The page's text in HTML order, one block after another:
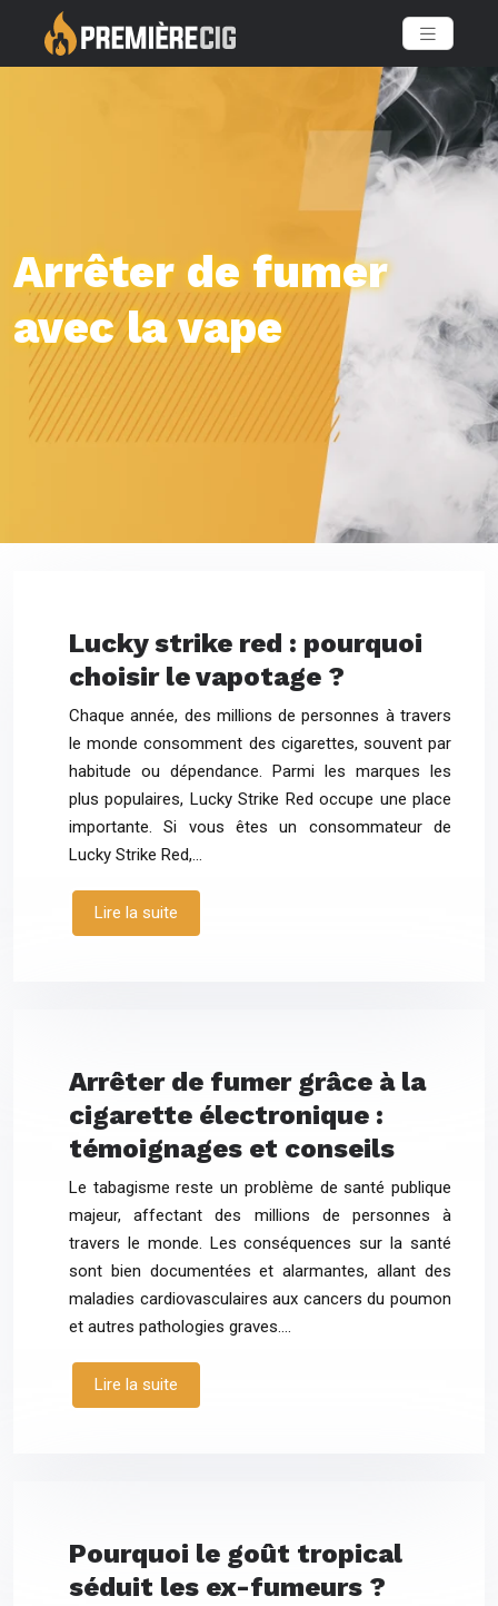
Arrêter de fumer
avec la vape
Lucky strike red : pourquoi
choisir le vapotage ?
Chaque année, des millions de personnes à travers
le monde consomment des cigarettes, souvent par
habitude ou dépendance. Parmi les marques les
plus populaires, Lucky Strike Red occupe une place
importante. Si vous êtes un consommateur de
Lucky Strike Red,…
Lire la suite
Arrêter de fumer grâce à la
cigarette électronique :
témoignages et conseils
Le tabagisme reste un problème de santé publique
majeur, affectant des millions de personnes à
travers le monde. Les conséquences sur la santé
sont bien documentées et alarmantes, allant des
maladies cardiovasculaires aux cancers du poumon
et autres pathologies graves….
Lire la suite
Pourquoi le goût tropical
séduit les ex-fumeurs ?